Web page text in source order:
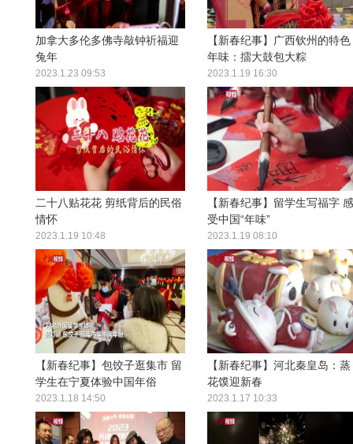
加拿大多伦多佛寺敲钟祈福迎
兔年
2023.1.23 09:53
【新春纪事】广西钦州的特色
年味：擂大鼓包大粽
2023.1.19 16:30
二十八贴花花 剪纸背后的民俗
情怀
2023.1.19 10:48
【新春纪事】留学生写福字 感
受中国“年味”
2023.1.19 08:10
【新春纪事】包饺子逛集市 留
学生在宁夏体验中国年俗
2023.1.18 14:50
【新春纪事】河北秦皇岛：蒸
花馍迎新春
2023.1.17 10:33